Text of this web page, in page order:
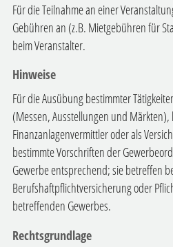
Für die Teilnahme an einer
Gebühren an (z.B. Mietgebühren für
beim Veranstalter.
Hinweise
Für die Ausübung bestimmter
(Messen, Ausstellungen und Märkten),
Finanzanlagenvermittler oder als
bestimmte Vorschriften der
Gewerbe entsprechend; sie betreffen
Berufshaftpflichtversicherung oder
betreffenden Gewerbes.
Rechtsgrundlage